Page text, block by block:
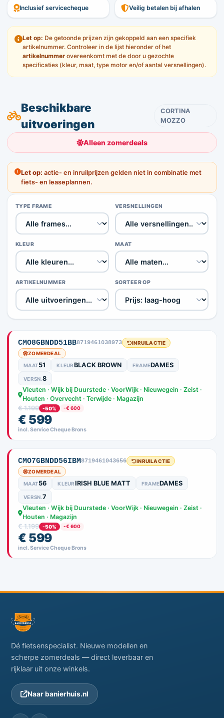
Inclusief servicecheque Veilig betalen bij afhalen
Let op: De getoonde prijzen zijn gekoppeld aan een specifiek
artikelnummer. Controleer in de lijst hieronder of het
artikelnummer overeenkomt met de door u gezochte
specificaties (kleur, maat, type motor en/of aantal versnellingen).
Beschikbare
uitvoeringen
CORTINA
MOZZO
Alleen zomerdeals
Let op: actie- en inruilprijzen gelden niet in combinatie met
fiets- en leaseplannen.
TYPE FRAME VERSNELLINGEN
KLEUR MAAT
ARTIKELNUMMER SORTEER OP
CMO8GBNDD51BB8719461038973
INRUILACTIE
ZOMERDEAL
MAAT51 KLEURBLACK BROWN FRAMEDAMES
VERSN.8
Vleuten · Wijk bij Duurstede · VoorWijk · Nieuwegein · Zeist ·
Houten · Overvecht · Terwijde · Magazijn
€ 1.199 -50% -€ 600
€ 599
incl. Service Cheque Brons
CMO7GBNDD56IBM8719461043656
INRUILACTIE
ZOMERDEAL
MAAT56 KLEURIRISH BLUE MATT FRAMEDAMES
VERSN.7
Vleuten · Wijk bij Duurstede · VoorWijk · Nieuwegein · Zeist ·
Houten · Magazijn
€ 1.199 -50% -€ 600
€ 599
incl. Service Cheque Brons
Dé fietsenspecialist. Nieuwe modellen en
scherpe zomerdeals — direct leverbaar en
rijklaar uit onze winkels.
Naar banierhuis.nl